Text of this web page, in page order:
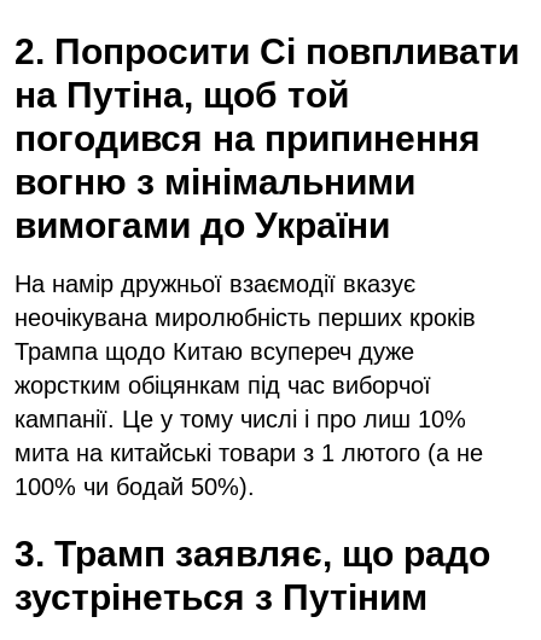
2. Попросити Сі повпливати
на Путіна, щоб той
погодився на припинення
вогню з мінімальними
вимогами до України
На намір дружньої взаємодії вказує
неочікувана миролюбність перших кроків
Трампа щодо Китаю всупереч дуже
жорстким обіцянкам під час виборчої
кампанії. Це у тому числі і про лиш 10%
мита на китайські товари з 1 лютого (а не
100% чи бодай 50%).
3. Трамп заявляє, що радо
зустрінеться з Путіним